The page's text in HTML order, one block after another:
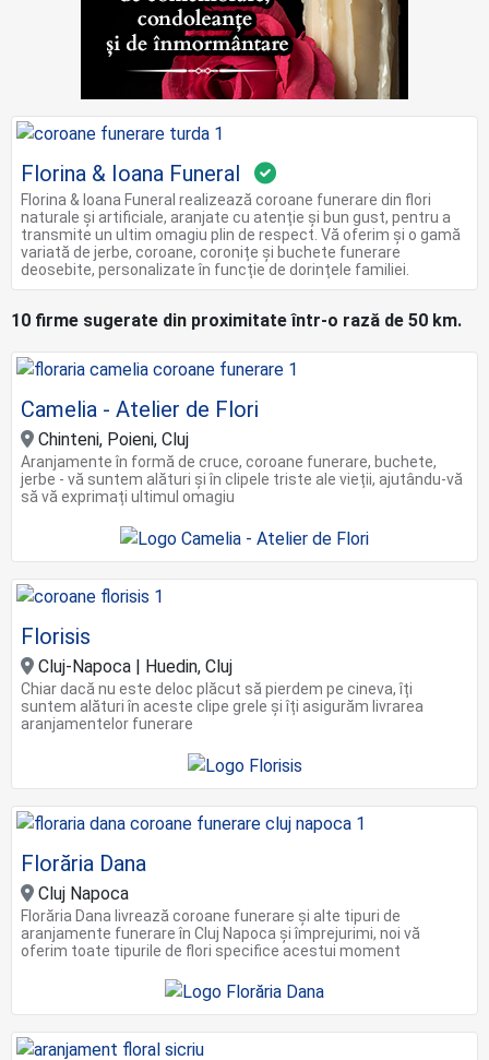
Florina & Ioana Funeral
Florina & Ioana Funeral realizează coroane funerare din flori
naturale și artificiale, aranjate cu atenție și bun gust, pentru a
transmite un ultim omagiu plin de respect. Vă oferim și o gamă
variată de jerbe, coroane, coronițe și buchete funerare
deosebite, personalizate în funcție de dorințele familiei.
10 firme sugerate din proximitate într-o rază de 50 km.
Camelia - Atelier de Flori
Chinteni, Poieni, Cluj
Aranjamente în formă de cruce, coroane funerare, buchete,
jerbe - vă suntem alături și în clipele triste ale vieții, ajutându-vă
să vă exprimați ultimul omagiu
Florisis
Cluj-Napoca | Huedin, Cluj
Chiar dacă nu este deloc plăcut să pierdem pe cineva, îți
suntem alături în aceste clipe grele şi îți asigurăm livrarea
aranjamentelor funerare
Florăria Dana
Cluj Napoca
Florăria Dana livrează coroane funerare și alte tipuri de
aranjamente funerare în Cluj Napoca și împrejurimi, noi vă
oferim toate tipurile de flori specifice acestui moment